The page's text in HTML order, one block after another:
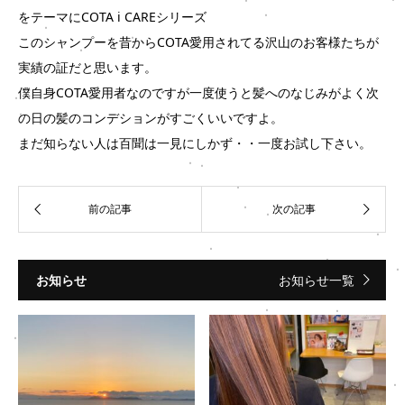
をテーマにCOTA i CAREシリーズ
このシャンプーを昔からCOTA愛用されてる沢山のお客様たちが
実績の証だと思います。
僕自身COTA愛用者なのですが一度使うと髪へのなじみがよく次
の日の髪のコンデションがすごくいいですよ。
まだ知らない人は百聞は一見にしかず・・一度お試し下さい。
お知らせ お知らせ一覧